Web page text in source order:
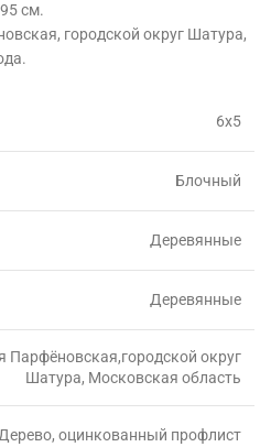
см.
городской округ Шатура,
6х5
Блочный
Деревянные
Деревянные
Парфёновская,городской округ
Шатура, Московская область
Дерево, оцинкованный профлист